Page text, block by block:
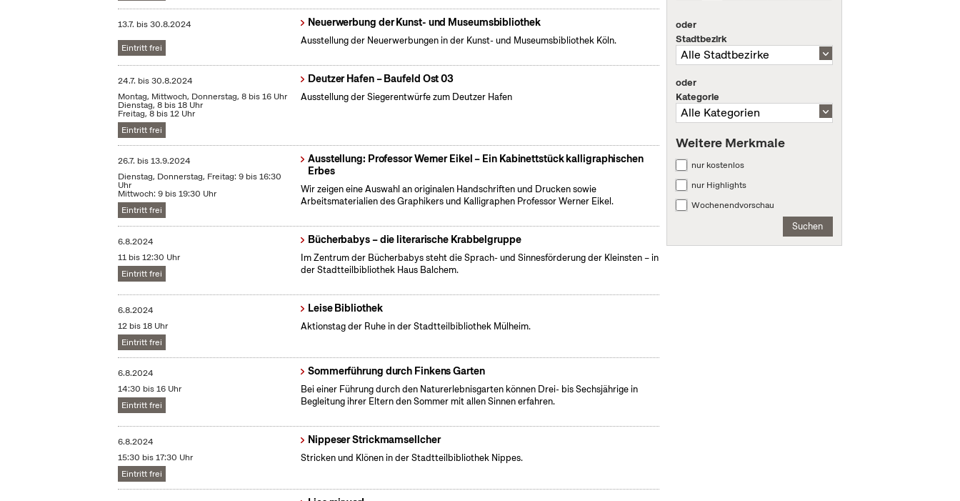
13.7. bis30.8.2024
Eintritt frei
Neuerwerbung der Kunst- und Museumsbibliothek
Ausstellung der Neuerwerbungen in der Kunst- und Museumsbibliothek Köln.
24.7. bis30.8.2024
Montag, Mittwoch, Donnerstag, 8 bis 16 Uhr
Dienstag, 8 bis 18 Uhr
Freitag, 8 bis 12 Uhr
Eintritt frei
Deutzer Hafen – Baufeld Ost 03
Ausstellung der Siegerentwürfe zum Deutzer Hafen
26.7. bis13.9.2024
Dienstag, Donnerstag, Freitag: 9 bis 16:30
Uhr
Mittwoch: 9 bis 19:30 Uhr
Eintritt frei
Ausstellung: Professor Werner Eikel – Ein Kabinettstück kalligraphischen
Erbes
Wir zeigen eine Auswahl an originalen Handschriften und Drucken sowie
Arbeitsmaterialien des Graphikers und Kalligraphen Professor Werner Eikel.
6.8.2024
11 bis 12:30 Uhr
Eintritt frei
Bücherbabys – die literarische Krabbelgruppe
Im Zentrum der Bücherbabys steht die Sprach- und Sinnesförderung der Kleinsten – in
der Stadtteilbibliothek Haus Balchem.
6.8.2024
12 bis 18 Uhr
Eintritt frei
Leise Bibliothek
Aktionstag der Ruhe in der Stadtteilbibliothek Mülheim.
6.8.2024
14:30 bis 16 Uhr
Eintritt frei
Sommerführung durch Finkens Garten
Bei einer Führung durch den Naturerlebnisgarten können Drei- bis Sechsjährige in
Begleitung ihrer Eltern den Sommer mit allen Sinnen erfahren.
6.8.2024
15:30 bis 17:30 Uhr
Eintritt frei
Nippeser Strickmamsellcher
Stricken und Klönen in der Stadtteilbibliothek Nippes.
oder
Stadtbezirk
oder
Kategorie
Weitere Merkmale
nur kostenlos
nur Highlights
Wochenendvorschau
Suchen